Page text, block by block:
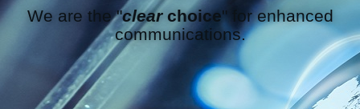
We are the "clearchoice" for enhanced
communications.